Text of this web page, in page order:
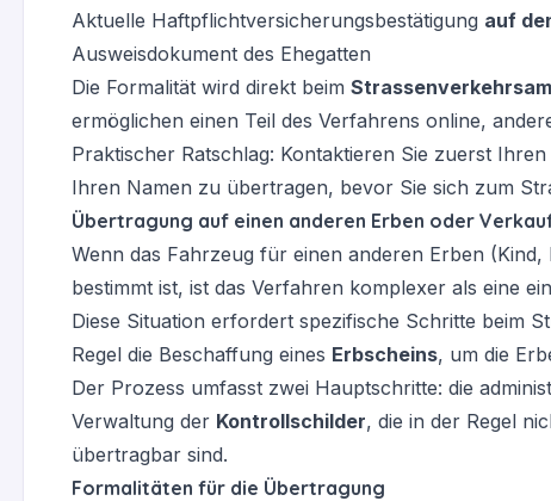
Aktuelle Haftpflichtversicherungsbestätigung auf
Ausweisdokument des Ehegatten
Die Formalität wird direkt beim
ermöglichen einen Teil des Verfahrens online,
Praktischer Ratschlag: Kontaktieren Sie zuerst
Ihren Namen zu übertragen, bevor Sie sich zum
Übertragung auf einen anderen Erben oder
Wenn das Fahrzeug für einen anderen Erben
bestimmt ist, ist das Verfahren komplexer als eine
Diese Situation erfordert spezifische Schritte beim
Regel die Beschaffung eines Erbscheins, um die
Der Prozess umfasst zwei Hauptschritte: die
Verwaltung der Kontrollschilder, die in der Regel
übertragbar sind.
Formalitäten für die Übertragung